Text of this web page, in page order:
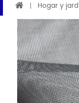
Hogar y